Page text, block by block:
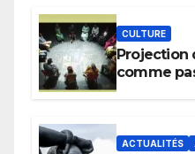
CULTURE
Projection
comme
ACTUALITÉS